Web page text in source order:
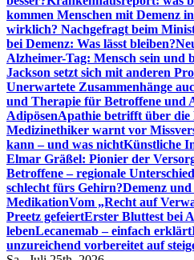
kommen Menschen mit Demenz
wirklich? Nachgefragt beim
bei Demenz: Was lässt bleiben?
Alzheimer-Tag: Mensch sein und
Jackson setzt sich mit anderen
Unerwartete Zusammenhänge
und Therapie für Betroffene und
AdipösenApathie betrifft über die
Medizinethiker warnt vor
kann – und was nichtKünstliche
Elmar Gräßel: Pionier der
Betroffene – regionale
schlecht fürs Gehirn?Demenz
MedikationVom „Recht auf
Preetz gefeiertErster Bluttest bei
lebenLecanemab – einfach erklärt
unzureichend vorbereitet auf